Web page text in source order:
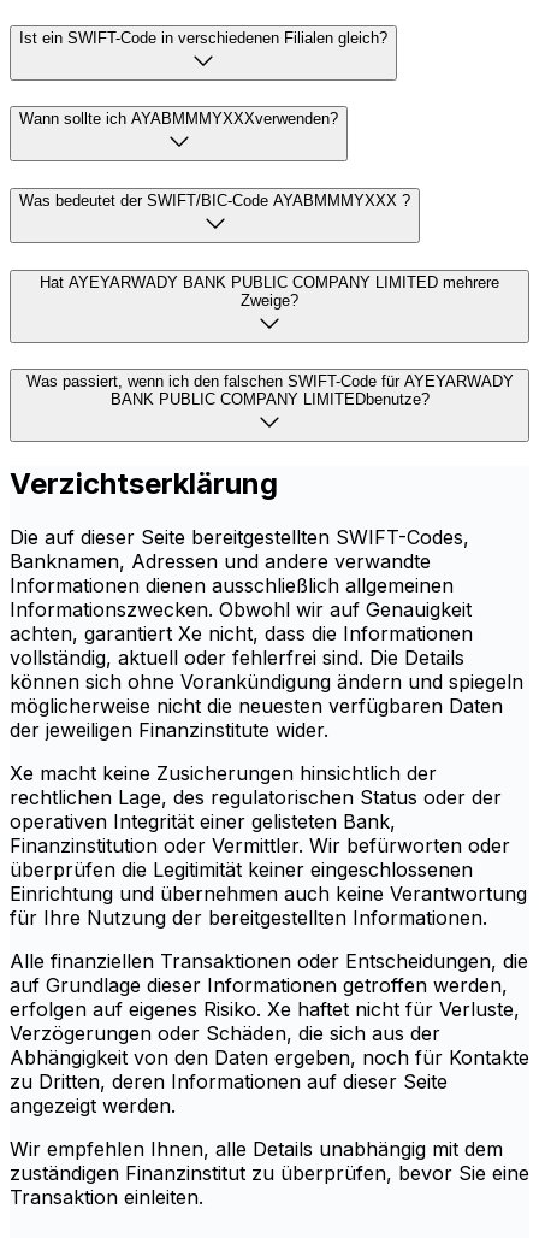
Ist ein SWIFT-Code in verschiedenen Filialen gleich?
Wann sollte ich AYABMMMYXXXverwenden?
Was bedeutet der SWIFT/BIC-Code AYABMMMYXXX ?
Hat AYEYARWADY BANK PUBLIC COMPANY LIMITED mehrere
Zweige?
Was passiert, wenn ich den falschen SWIFT-Code für AYEYARWADY
BANK PUBLIC COMPANY LIMITEDbenutze?
Verzichtserklärung
Die auf dieser Seite bereitgestellten SWIFT-Codes,
Banknamen, Adressen und andere verwandte
Informationen dienen ausschließlich allgemeinen
Informationszwecken. Obwohl wir auf Genauigkeit
achten, garantiert Xe nicht, dass die Informationen
vollständig, aktuell oder fehlerfrei sind. Die Details
können sich ohne Vorankündigung ändern und spiegeln
möglicherweise nicht die neuesten verfügbaren Daten
der jeweiligen Finanzinstitute wider.
Xe macht keine Zusicherungen hinsichtlich der
rechtlichen Lage, des regulatorischen Status oder der
operativen Integrität einer gelisteten Bank,
Finanzinstitution oder Vermittler. Wir befürworten oder
überprüfen die Legitimität keiner eingeschlossenen
Einrichtung und übernehmen auch keine Verantwortung
für Ihre Nutzung der bereitgestellten Informationen.
Alle finanziellen Transaktionen oder Entscheidungen, die
auf Grundlage dieser Informationen getroffen werden,
erfolgen auf eigenes Risiko. Xe haftet nicht für Verluste,
Verzögerungen oder Schäden, die sich aus der
Abhängigkeit von den Daten ergeben, noch für Kontakte
zu Dritten, deren Informationen auf dieser Seite
angezeigt werden.
Wir empfehlen Ihnen, alle Details unabhängig mit dem
zuständigen Finanzinstitut zu überprüfen, bevor Sie eine
Transaktion einleiten.